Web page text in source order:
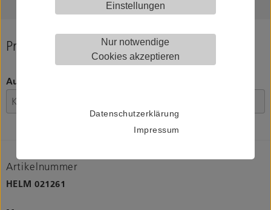
Einstellungen
Nur notwendige
Cookies akzeptieren
Datenschutzerklärung
Impressum
Produkt konfigurieren
Ausführung
Artikelnummer
HELM021261